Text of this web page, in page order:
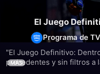
El Juego
Programa de TV
"El Juego Definitivo:
precedentes y sin filtros a
MÁS